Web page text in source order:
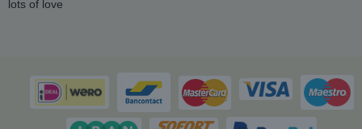
lots of love